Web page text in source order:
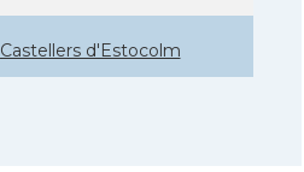
Castellers d'Estocolm